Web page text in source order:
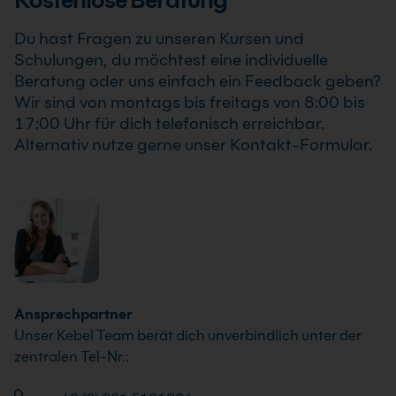
Unternehmens an.
Du hast Fragen zu unseren Kursen und
Schulungen, du möchtest eine individuelle
Beratung oder uns einfach ein Feedback geben?
Wir sind von montags bis freitags von 8:00 bis
17:00 Uhr für dich telefonisch erreichbar.
Alternativ nutze gerne unser Kontakt-Formular.
Ansprechpartner
Unser Kebel Team berät dich unverbindlich unter der
zentralen Tel-Nr.: